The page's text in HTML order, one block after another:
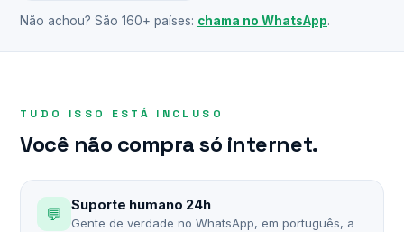
Não achou? São 160+ países: chama no WhatsApp.
TUDO ISSO ESTÁ INCLUSO
Você não compra só internet.
💬 Suporte humano 24h
Gente de verdade no WhatsApp, em português, a